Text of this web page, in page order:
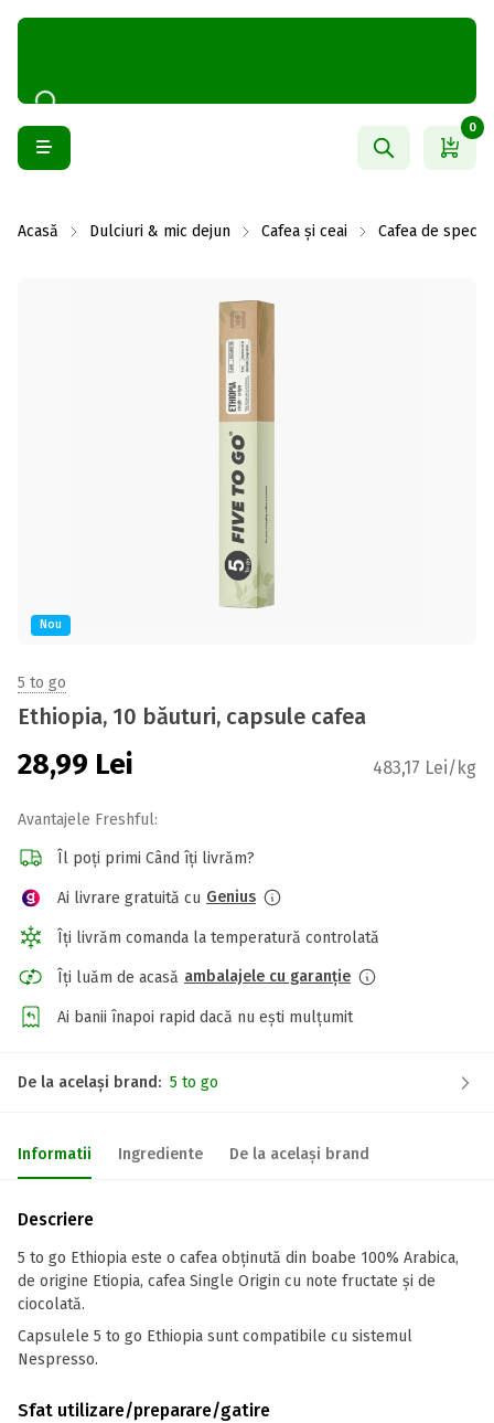
0
Acasă Dulciuri & mic dejun Cafea și ceai Cafea de
Nou
5 to go
Ethiopia, 10 băuturi, capsule cafea
28,99 Lei 483,17 Lei/kg
Avantajele Freshful:
Îl poți primi Când îți livrăm?
Ai livrare gratuită cu Genius
Îți livrăm comanda la temperatură controlată
Îți luăm de acasă ambalajele cu garanție
Ai banii înapoi rapid dacă nu ești mulțumit
De la același brand: 5 to go
Informatii Ingrediente De la același brand
Descriere
5 to go Ethiopia este o cafea obținută din boabe 100% Arabica,
de origine Etiopia, cafea Single Origin cu note fructate și de
ciocolată.
Capsulele 5 to go Ethiopia sunt compatibile cu sistemul
Nespresso.
Sfat utilizare/preparare/gatire